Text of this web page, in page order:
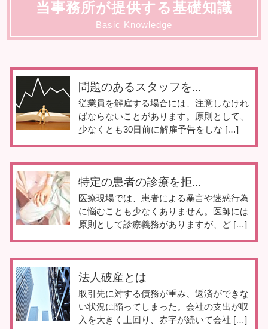
当事務所が提供する基礎知識
Basic Knowledge
問題のあるスタッフを...
従業員を解雇する場合には、注意しなけれ
ばならないことがあります。原則として、
少なくとも30日前に解雇予告をしな […]
特定の患者の診療を拒...
医療現場では、患者による暴言や迷惑行為
に悩むことも少なくありません。医師には
原則として診療義務がありますが、ど […]
法人破産とは
取引先に対する債務が重み、返済ができな
い状況に陥ってしまった。会社の支出が収
入を大きく上回り、赤字が続いて会社 […]